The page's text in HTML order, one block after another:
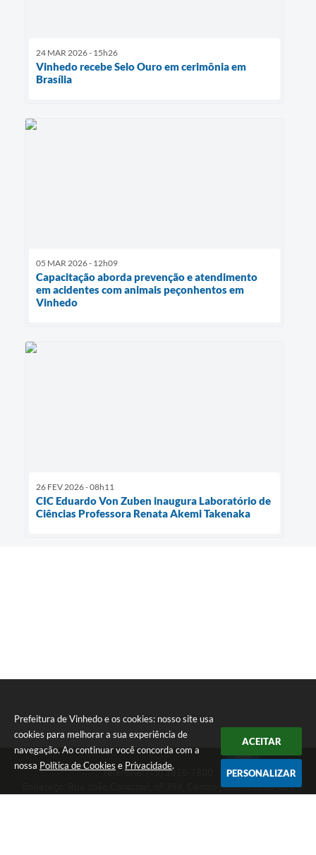
Prefeitura de Vinhedo e os cookies: nosso site usa
cookies para melhorar a sua experiência de
navegação. Ao continuar você concorda com a
nossa Política de Cookies e Privacidade.
ACEITAR
PERSONALIZAR
24 MAR 2026 - 15h26
Vinhedo recebe Selo Ouro em cerimônia em
Brasília
05 MAR 2026 - 12h09
Capacitação aborda prevenção e atendimento
em acidentes com animais peçonhentos em
Vinhedo
26 FEV 2026 - 08h11
CIC Eduardo Von Zuben inaugura Laboratório de
Ciências Professora Renata Akemi Takenaka
Telefone: (19) 3826-7800
Endereço: Rua João Corazzari, nº 394, Centro | CEP: 13280-091